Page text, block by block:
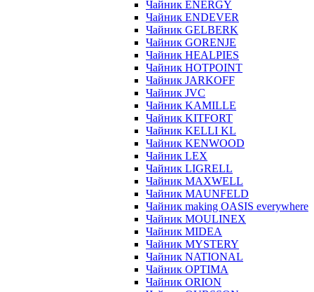
Чайник ENERGY
Чайник ENDEVER
Чайник GELBERK
Чайник GORENJE
Чайник HEALPIES
Чайник HOTPOINT
Чайник JARKOFF
Чайник JVC
Чайник KAMILLE
Чайник KITFORT
Чайник KELLI KL
Чайник KENWOOD
Чайник LEX
Чайник LIGRELL
Чайник MAXWELL
Чайник MAUNFELD
Чайник making OASIS everywhere
Чайник MOULINEX
Чайник MIDEA
Чайник MYSTERY
Чайник NATIONAL
Чайник OPTIMA
Чайник ORION